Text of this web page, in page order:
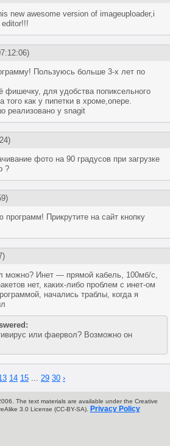
new awesome version of imageuploader,i
Пользуюсь больше 3-х лет по
для удобства попиксельного
того как у пипетки в хроме,опере.
реализовано у snagit
фото на 90 градусов при загрузке
?
программ! Прикрутите на сайт кнопку
можно? Инет — прямой кабель, 100мб/c,
нет, каких-либо проблем с инет-ом
начались траблы, когда я
или фаервол? Возможно он
14 15 ... 29 30 ›
The text materials are available under the Creative
3.0 License (CC-BY-SA).
Privacy Policy